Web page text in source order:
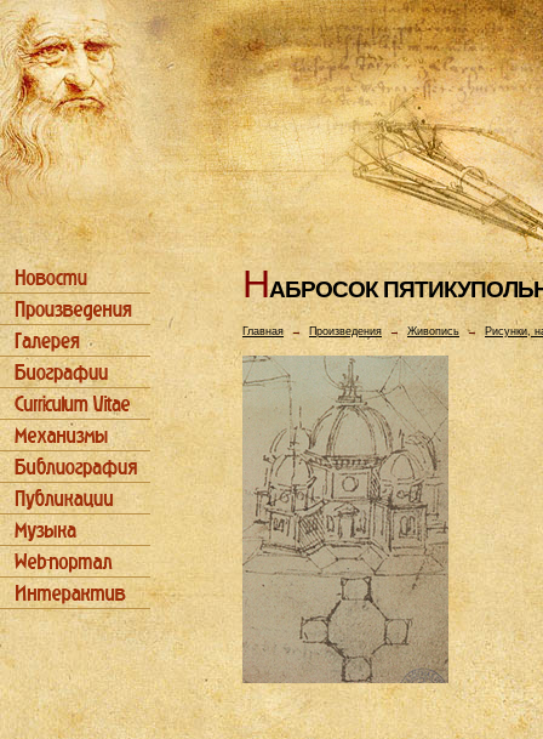
НАБРОСОК
Главная→ Произведения → Живопись → Рисунки,